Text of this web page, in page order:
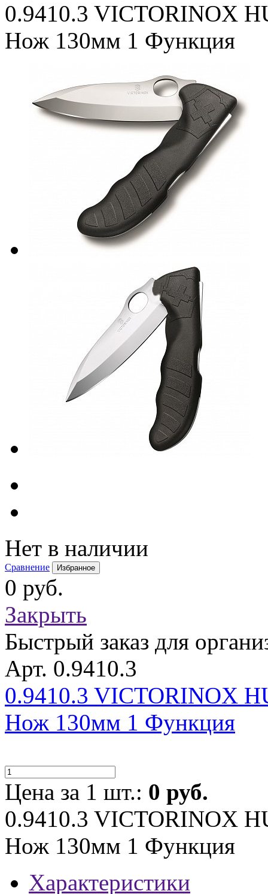
0.9410.3 VICTORINOX
Нож 130мм 1 Функция
Нет в наличии
Сравнение Избранное
0 руб.
Закрыть
Быстрый заказ для
Арт. 0.9410.3
0.9410.3 VICTORINOX
Нож 130мм 1 Функция
Цена за 1 шт.: 0 руб.
0.9410.3 VICTORINOX
Нож 130мм 1 Функция
Характеристики